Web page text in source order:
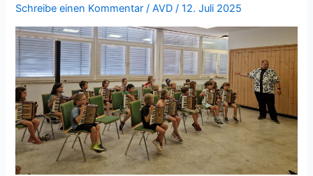
Schreibe einen Kommentar /AVD /12. Juli 2025